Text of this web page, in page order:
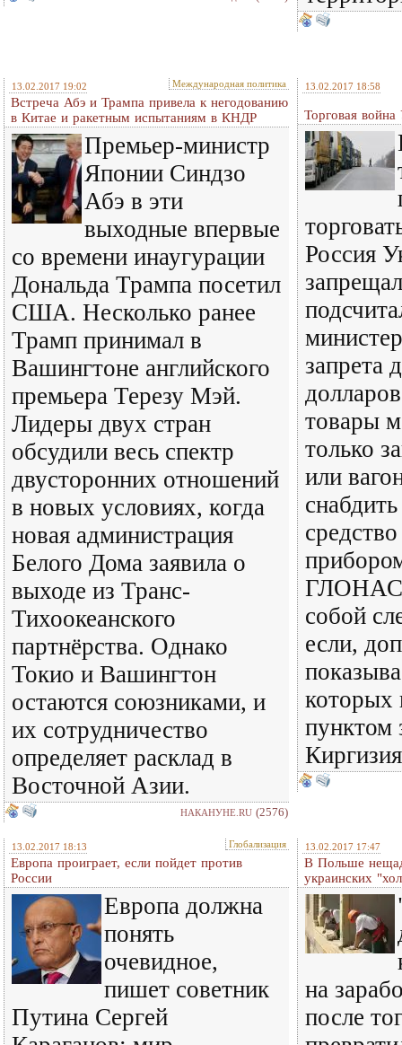
13.02.2017 19:02 Международная политика
Встреча Абэ и Трампа привела к негодованию
в Китае и ракетным испытаниям в КНДР
Премьер-министр
Японии Синдзо
Абэ в эти
выходные впервые
со времени инаугурации
Дональда Трампа посетил
США. Несколько ранее
Трамп принимал в
Вашингтоне английского
премьера Терезу Мэй.
Лидеры двух стран
обсудили весь спектр
двусторонних отношений
в новых условиях, когда
новая администрация
Белого Дома заявила о
выходе из Транс-
Тихоокеанского
партнёрства. Однако
Токио и Вашингтон
остаются союзниками, и
их сотрудничество
определяет расклад в
Восточной Азии.
НАКАНУНЕ.RU (2576)
13.02.2017 18:58
Торговая
Россия
запрета
товары
только
или
собой
если,
которых
пунктом
13.02.2017 18:13 Глобализация
Европа проиграет, если пойдет против
России
Европа должна
понять
очевидное,
пишет советник
Путина Сергей
13.02.2017 17:47
В Польше
украинских
на
после